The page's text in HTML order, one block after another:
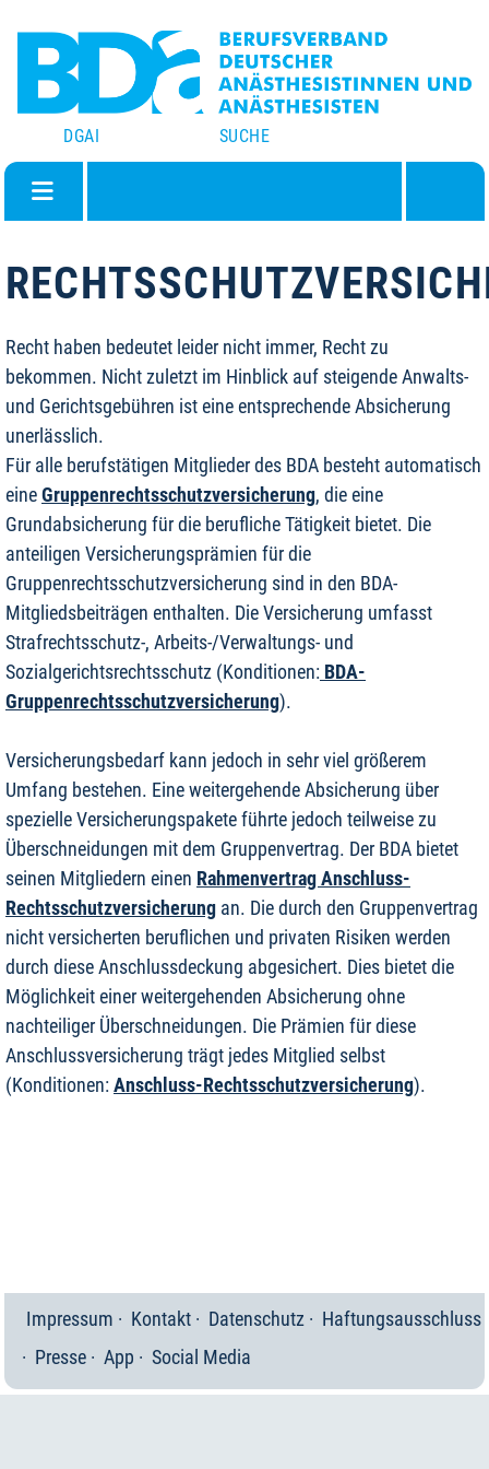
DGAI SUCHE
Recht haben bedeutet leider nicht immer, Recht zu
bekommen. Nicht zuletzt im Hinblick auf steigende Anwalts-
und Gerichtsgebühren ist eine entsprechende Absicherung
unerlässlich.
Für alle berufstätigen Mitglieder des BDA besteht automatisch
eineGruppenrechtsschutzversicherung, die eine
Grundabsicherung für die berufliche Tätigkeit bietet. Die
anteiligen Versicherungsprämien für die
Gruppenrechtsschutzversicherung sind in den BDA-
Mitgliedsbeiträgen enthalten. Die Versicherung umfasst
Strafrechtsschutz-, Arbeits-/Verwaltungs- und
Sozialgerichtsrechtsschutz (Konditionen: BDA-
Gruppenrechtsschutzversicherung).
Versicherungsbedarf kann jedoch in sehr viel größerem
Umfang bestehen. Eine weitergehende Absicherung über
spezielle Versicherungspakete führte jedoch teilweise zu
Überschneidungen mit dem Gruppenvertrag. Der BDA bietet
seinen Mitgliedern einen Rahmenvertrag Anschluss-
Rechtsschutzversicherung an. Die durch den Gruppenvertrag
nicht versicherten beruflichen und privaten Risiken werden
durch diese Anschlussdeckung abgesichert. Dies bietet die
Möglichkeit einer weitergehenden Absicherung ohne
nachteiliger Überschneidungen. Die Prämien für diese
Anschlussversicherung trägt jedes Mitglied selbst
(Konditionen:Anschluss-Rechtsschutzversicherung).
Impressum Kontakt Datenschutz
Haftungsausschluss
Presse
App Social Media